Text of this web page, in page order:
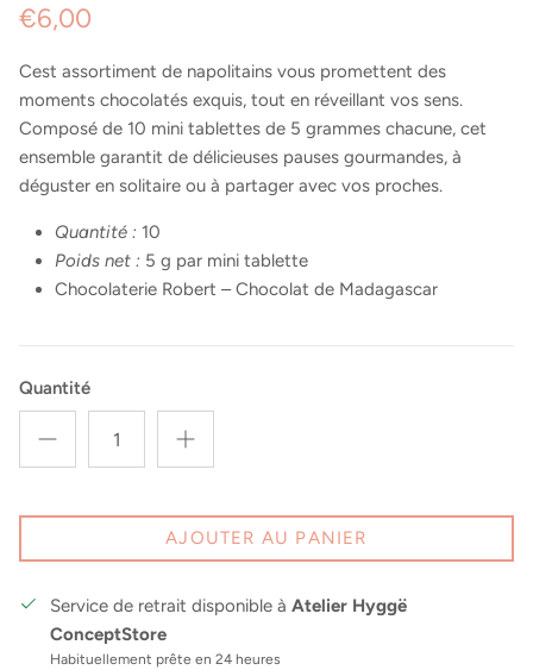
€6,00
Cest assortiment de napolitains vous promettent des
moments chocolatés exquis, tout en réveillant vos sens.
Composé de 10 mini tablettes de 5 grammes chacune, cet
ensemble garantit de délicieuses pauses gourmandes, à
déguster en solitaire ou à partager avec vos proches.
Quantité : 10
Poids net : 5 g par mini tablette
Chocolaterie Robert – Chocolat de Madagascar
Quantité
AJOUTER AU PANIER
Service de retrait disponible à Atelier Hyggë
ConceptStore
Habituellement prête en 24 heures